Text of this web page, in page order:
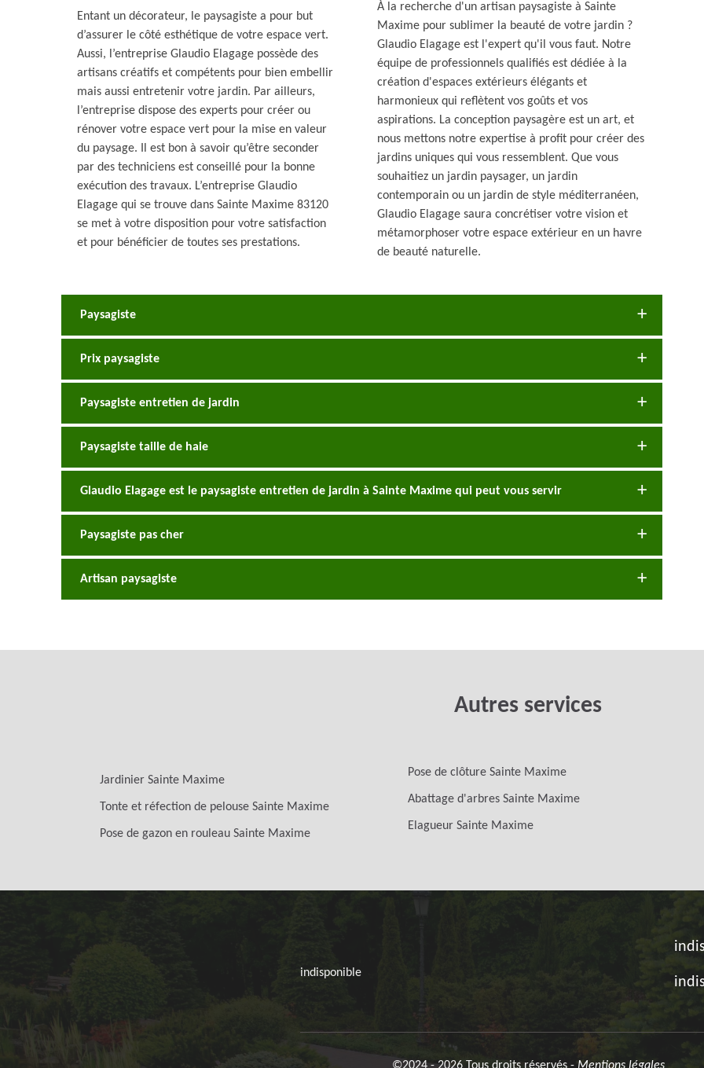
Entant un décorateur, le paysagiste a pour but
d’assurer le côté esthétique de votre espace vert.
Aussi, l’entreprise Glaudio Elagage possède des
artisans créatifs et compétents pour bien embellir
mais aussi entretenir votre jardin. Par ailleurs,
l’entreprise dispose des experts pour créer ou
rénover votre espace vert pour la mise en valeur
du paysage. Il est bon à savoir qu’être seconder
par des techniciens est conseillé pour la bonne
exécution des travaux. L’entreprise Glaudio
Elagage qui se trouve dans Sainte Maxime 83120
se met à votre disposition pour votre satisfaction
et pour bénéficier de toutes ses prestations.
À la recherche d'un artisan paysagiste à Sainte
Maxime pour sublimer la beauté de votre jardin ?
Glaudio Elagage est l'expert qu'il vous faut. Notre
équipe de professionnels qualifiés est dédiée à la
création d'espaces extérieurs élégants et
harmonieux qui reflètent vos goûts et vos
aspirations. La conception paysagère est un art, et
nous mettons notre expertise à profit pour créer des
jardins uniques qui vous ressemblent. Que vous
souhaitiez un jardin paysager, un jardin
contemporain ou un jardin de style méditerranéen,
Glaudio Elagage saura concrétiser votre vision et
métamorphoser votre espace extérieur en un havre
de beauté naturelle.
Paysagiste
Prix paysagiste
Paysagiste entretien de jardin
Paysagiste taille de haie
Glaudio Elagage est le paysagiste entretien de jardin à Sainte Maxime qui peut vous servir
Paysagiste pas cher
Artisan paysagiste
Autres services
Jardinier Sainte Maxime
Tonte et réfection de pelouse Sainte Maxime
Pose de gazon en rouleau Sainte Maxime
Pose de clôture Sainte Maxime
Abattage d'arbres Sainte Maxime
Elagueur Sainte Maxime
indisponible